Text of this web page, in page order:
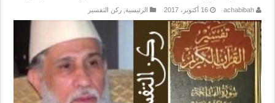
achabibah 16 أكتوبر، 2017 الرئيسية ,ركن التفسير